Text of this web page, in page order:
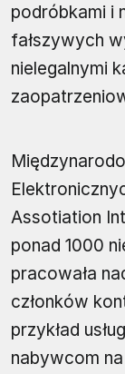
podróbkami i
fałszywych
nielegalnymi
Assotiation
ponad 1000
pracowała
członków
przykład
nabywcom